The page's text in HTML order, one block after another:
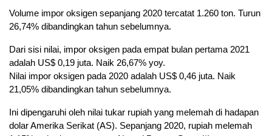
Volume impor oksigen sepanjang 2020 tercatat 1.260 ton. Turun
26,74% dibandingkan tahun sebelumnya.
Dari sisi nilai, impor oksigen pada empat bulan pertama 2021
adalah US$ 0,19 juta. Naik 26,67% yoy.
Nilai impor oksigen pada 2020 adalah US$ 0,46 juta. Naik
21,05% dibandingkan tahun sebelumnya.
Ini dipengaruhi oleh nilai tukar rupiah yang melemah di hadapan
dolar Amerika Serikat (AS). Sepanjang 2020, rupiah melemah